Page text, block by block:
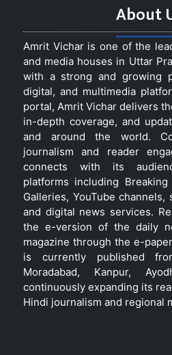
About
Amrit Vichar is one of the
and media houses in Uttar
with a strong and growing
digital, and multimedia
portal, Amrit Vichar delivers
in-depth coverage, and
and around the world.
journalism and reader
connects with its
platforms including
Galleries, YouTube channels,
and digital news services.
the e-version of the daily
magazine through the e-
is currently published
Moradabad, Kanpur,
continuously expanding its
Hindi journalism and regional